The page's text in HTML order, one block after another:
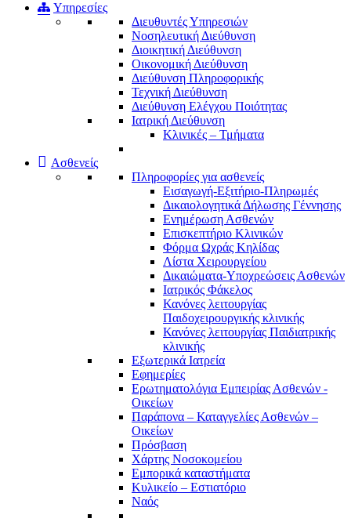
Υπηρεσίες
Διευθυντές Υπηρεσιών
Νοσηλευτική Διεύθυνση
Διοικητική Διεύθυνση
Οικονομική Διεύθυνση
Διεύθυνση Πληροφορικής
Τεχνική Διεύθυνση
Διεύθυνση Ελέγχου Ποιότητας
Ιατρική Διεύθυνση
Κλινικές – Τμήματα
Ασθενείς
Πληροφορίες για ασθενείς
Εισαγωγή-Εξιτήριο-Πληρωμές
Δικαιολογητικά Δήλωσης Γέννησης
Ενημέρωση Ασθενών
Επισκεπτήριο Κλινικών
Φόρμα Ωχράς Κηλίδας
Λίστα Χειρουργείου
Δικαιώματα-Υποχρεώσεις Ασθενών
Ιατρικός Φάκελος
Κανόνες λειτουργίας
Παιδοχειρουργικής κλινικής
Κανόνες λειτουργίας Παιδιατρικής
κλινικής
Εξωτερικά Ιατρεία
Εφημερίες
Ερωτηματολόγια Εμπειρίας Ασθενών -
Οικείων
Παράπονα – Καταγγελίες Ασθενών –
Οικείων
Πρόσβαση
Χάρτης Νοσοκομείου
Εμπορικά καταστήματα
Κυλικείο – Εστιατόριο
Ναός